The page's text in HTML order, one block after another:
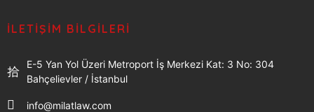
İLETIŞIM BILGILERI
E-5 Yan Yol Üzeri Metroport İş Merkezi Kat: 3 No: 304
Bahçelievler / İstanbul
info@milatlaw.com